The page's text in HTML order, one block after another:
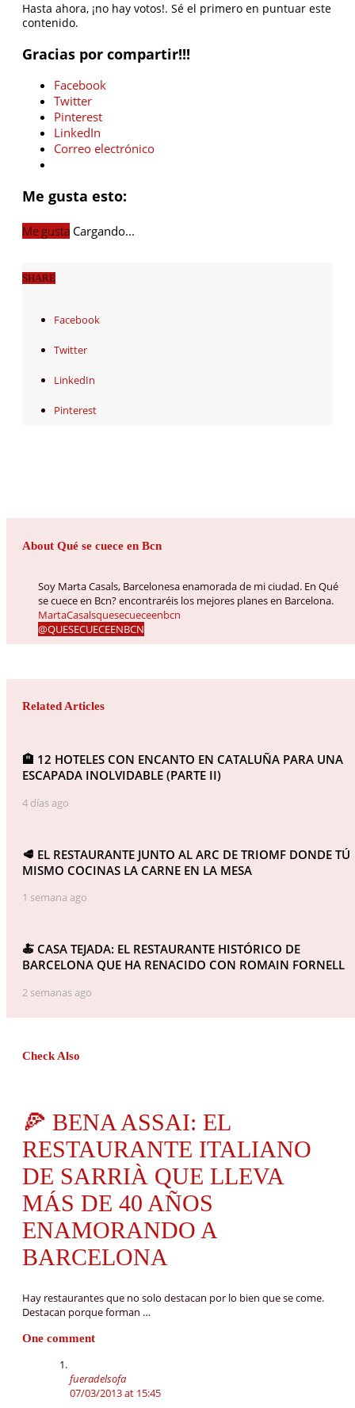
Hasta ahora, ¡no hay votos!. Sé el primero en puntuar este
contenido.
Gracias por compartir!!!
Facebook
Twitter
Pinterest
LinkedIn
Correo electrónico
Me gusta esto:
Me gusta Cargando...
SHARE
Facebook
Twitter
LinkedIn
Pinterest
About Qué se cuece en Bcn
Soy Marta Casals, Barcelonesa enamorada de mi ciudad. En Qué
se cuece en Bcn? encontraréis los mejores planes en Barcelona.
MartaCasalsquesecueceenbcn
@QUESECUECEENBCN
Related Articles
🏨 12 HOTELES CON ENCANTO EN CATALUÑA PARA UNA
ESCAPADA INOLVIDABLE (PARTE II)
4 días ago
🥩 EL RESTAURANTE JUNTO AL ARC DE TRIOMF DONDE TÚ
MISMO COCINAS LA CARNE EN LA MESA
1 semana ago
🍝 CASA TEJADA: EL RESTAURANTE HISTÓRICO DE
BARCELONA QUE HA RENACIDO CON ROMAIN FORNELL
2 semanas ago
Check Also
🍕 BENA ASSAI: EL
RESTAURANTE ITALIANO
DE SARRIÀ QUE LLEVA
MÁS DE 40 AÑOS
ENAMORANDO A
BARCELONA
Hay restaurantes que no solo destacan por lo bien que se come.
Destacan porque forman …
One comment
fueradelsofa
07/03/2013 at 15:45